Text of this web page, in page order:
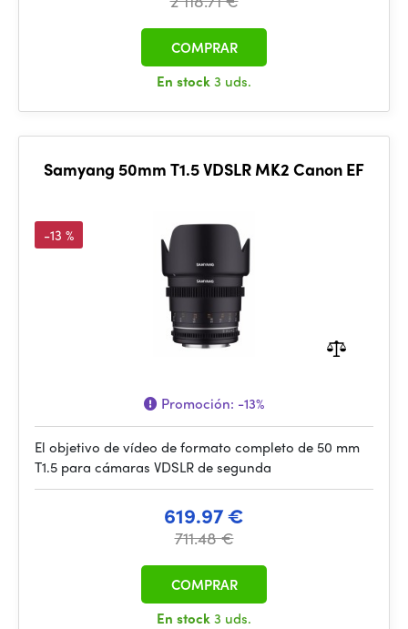
En stock3 uds.
COMPRAR
Samyang 50mm T1.5 VDSLR MK2 Canon EF
-13 %
Promoción: -13%
El objetivo de vídeo de formato completo de 50 mm
T1.5 para cámaras VDSLR de segunda
619.97 €
711.48 €
En stock3 uds.
COMPRAR